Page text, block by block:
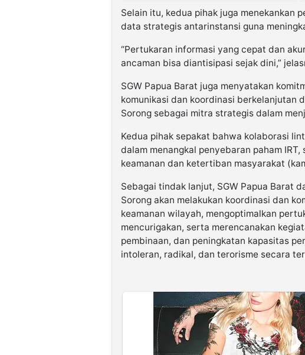
Selain itu, kedua pihak juga menekankan
data strategis antarinstansi guna
“Pertukaran informasi yang cepat dan
ancaman bisa diantisipasi sejak dini,”
SGW Papua Barat juga menyatakan
komunikasi dan koordinasi berkelanjutan
Sorong sebagai mitra strategis dalam
Kedua pihak sepakat bahwa kolaborasi
dalam menangkal penyebaran paham
keamanan dan ketertiban masyarakat
Sebagai tindak lanjut, SGW Papua Barat
Sorong akan melakukan koordinasi dan
keamanan wilayah, mengoptimalkan
mencurigakan, serta merencanakan
pembinaan, dan peningkatan kapasitas
intoleran, radikal, dan terorisme secara